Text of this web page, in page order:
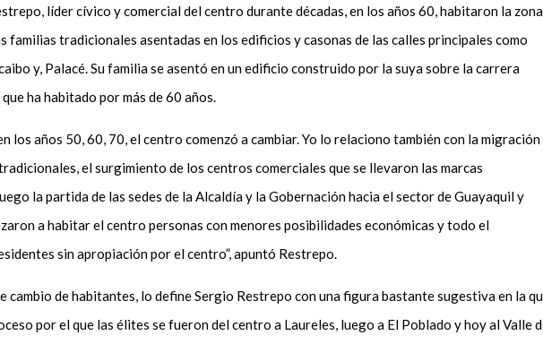
líder cívico y comercial del centro durante décadas, en los años 60, habitaron la zona
familias tradicionales asentadas en los edificios y casonas de las calles principales como
y, Palacé. Su familia se asentó en un edificio construido por la suya sobre la carrera
ha habitado por más de 60 años.
los años 50, 60, 70, el centro comenzó a cambiar. Yo lo relaciono también con la migración
el surgimiento de los centros comerciales que se llevaron las marcas
la partida de las sedes de la Alcaldía y la Gobernación hacia el sector de Guayaquil y
a habitar el centro personas con menores posibilidades económicas y todo el
sin apropiación por el centro”, apuntó Restrepo.
cambio de habitantes, lo define Sergio Restrepo con una figura bastante sugestiva en la
por el que las élites se fueron del centro a Laureles, luego a El Poblado y hoy al Valle